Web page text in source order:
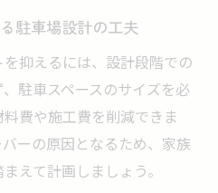
駐車場設計の工夫
抑えるには、設計段階での
駐車スペースのサイズを必
費や施工費を削減できま
ーの原因となるため、家族
えて計画しましょう。